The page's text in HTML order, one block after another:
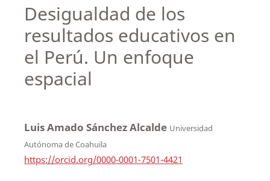
Desigualdad de los
resultados educativos en
el Perú. Un enfoque
espacial
Luis Amado Sánchez Alcalde Universidad
Autónoma de Coahuila
https://orcid.org/0000-0001-7501-4421